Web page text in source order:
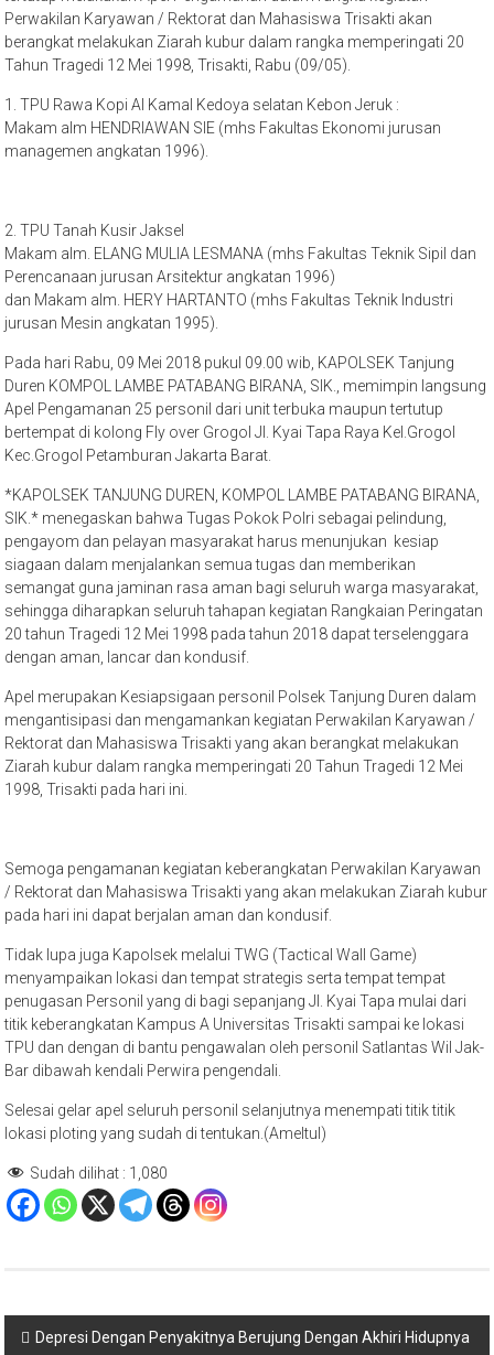
Perwakilan Karyawan / Rektorat dan Mahasiswa Trisakti akan
berangkat melakukan Ziarah kubur dalam rangka memperingati 20
Tahun Tragedi 12 Mei 1998, Trisakti, Rabu (09/05).
1. TPU Rawa Kopi Al Kamal Kedoya selatan Kebon Jeruk :
Makam alm HENDRIAWAN SIE (mhs Fakultas Ekonomi jurusan
managemen angkatan 1996).
2. TPU Tanah Kusir Jaksel
Makam alm. ELANG MULIA LESMANA (mhs Fakultas Teknik Sipil dan
Perencanaan jurusan Arsitektur angkatan 1996)
dan Makam alm. HERY HARTANTO (mhs Fakultas Teknik Industri
jurusan Mesin angkatan 1995).
Pada hari Rabu, 09 Mei 2018 pukul 09.00 wib, KAPOLSEK Tanjung
Duren KOMPOL LAMBE PATABANG BIRANA, SIK., memimpin langsung
Apel Pengamanan 25 personil dari unit terbuka maupun tertutup
bertempat di kolong Fly over Grogol Jl. Kyai Tapa Raya Kel.Grogol
Kec.Grogol Petamburan Jakarta Barat.
*KAPOLSEK TANJUNG DUREN, KOMPOL LAMBE PATABANG BIRANA,
SIK.* menegaskan bahwa Tugas Pokok Polri sebagai pelindung,
pengayom dan pelayan masyarakat harus menunjukan kesiap
siagaan dalam menjalankan semua tugas dan memberikan
semangat guna jaminan rasa aman bagi seluruh warga masyarakat,
sehingga diharapkan seluruh tahapan kegiatan Rangkaian Peringatan
20 tahun Tragedi 12 Mei 1998 pada tahun 2018 dapat terselenggara
dengan aman, lancar dan kondusif.
Apel merupakan Kesiapsigaan personil Polsek Tanjung Duren dalam
mengantisipasi dan mengamankan kegiatan Perwakilan Karyawan /
Rektorat dan Mahasiswa Trisakti yang akan berangkat melakukan
Ziarah kubur dalam rangka memperingati 20 Tahun Tragedi 12 Mei
1998, Trisakti pada hari ini.
Semoga pengamanan kegiatan keberangkatan Perwakilan Karyawan
/ Rektorat dan Mahasiswa Trisakti yang akan melakukan Ziarah kubur
pada hari ini dapat berjalan aman dan kondusif.
Tidak lupa juga Kapolsek melalui TWG (Tactical Wall Game)
menyampaikan lokasi dan tempat strategis serta tempat tempat
penugasan Personil yang di bagi sepanjang Jl. Kyai Tapa mulai dari
titik keberangkatan Kampus A Universitas Trisakti sampai ke lokasi
TPU dan dengan di bantu pengawalan oleh personil Satlantas Wil Jak-
Bar dibawah kendali Perwira pengendali.
Selesai gelar apel seluruh personil selanjutnya menempati titik titik
lokasi ploting yang sudah di tentukan.(Ameltul)
Sudah dilihat : 1,080
Navigasi
Depresi Dengan Penyakitnya Berujung Dengan Akhiri Hidupnya